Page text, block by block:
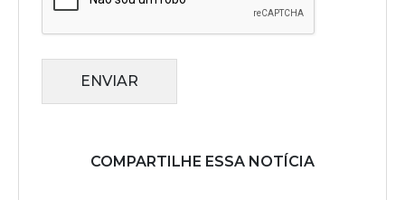
ENVIAR
COMPARTILHE ESSA NOTÍCIA